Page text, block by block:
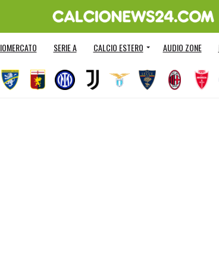
SERIE A CALCIO ESTERO AUDIO ZONE